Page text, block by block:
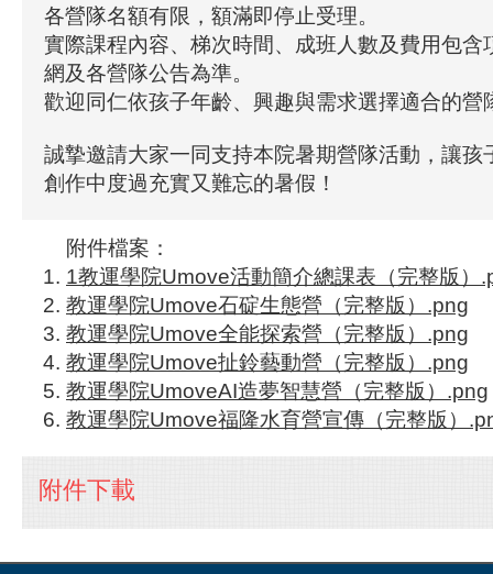
各營隊名額有限，額滿即停止受理。
實際課程內容、梯次時間、成班人數及費用包含
網及各營隊公告為準。
歡迎同仁依孩子年齡、興趣與需求選擇適合的營
誠摯邀請大家一同支持本院暑期營隊活動，讓孩
創作中度過充實又難忘的暑假！
附件檔案：
1教運學院Umove活動簡介總課表（完整版）
教運學院Umove石碇生態營（完整版）.png
教運學院Umove全能探索營（完整版）.png
教運學院Umove扯鈴藝動營（完整版）.png
教運學院UmoveAI造夢智慧營（完整版）.png
教運學院Umove福隆水育營宣傳（完整版）
附件下載